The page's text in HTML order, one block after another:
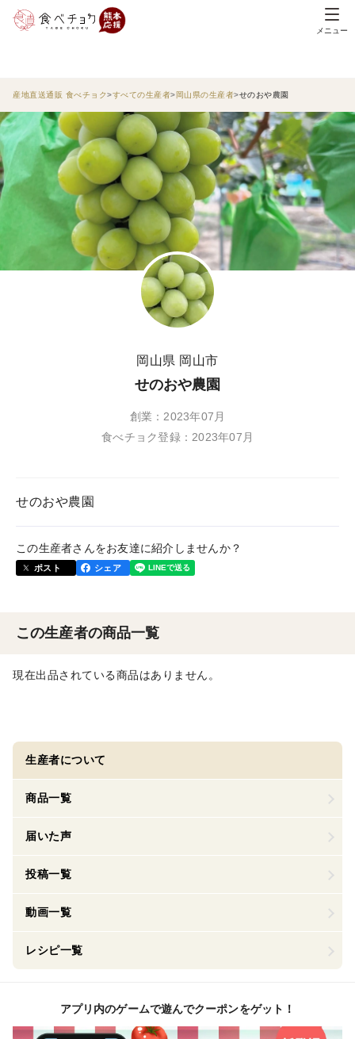
メニュー
産地直送通販 食べチョク すべての生産者 岡山県の生産者 せのおや農園
岡山県 岡山市
せのおや農園
創業：2023年07月
食べチョク登録：2023年07月
せのおや農園
この生産者さんをお友達に紹介しませんか？
ポスト シェア
この生産者の商品一覧
現在出品されている商品はありません。
生産者について
商品一覧
届いた声
投稿一覧
動画一覧
レシピ一覧
アプリ内のゲームで遊んでクーポンをゲット！